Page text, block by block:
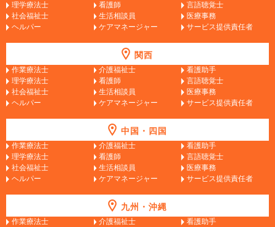
理学療法士
看護師
言語聴覚士
社会福祉士
生活相談員
医療事務
ヘルパー
ケアマネージャー サービス提供責任者
関西
作業療法士 介護福祉士
看護助手
理学療法士
看護師
言語聴覚士
社会福祉士
生活相談員
医療事務
ヘルパー
ケアマネージャー サービス提供責任者
中国・四国
作業療法士 介護福祉士
看護助手
理学療法士
看護師
言語聴覚士
社会福祉士
生活相談員
医療事務
ヘルパー
ケアマネージャー サービス提供責任者
九州・沖縄
作業療法士 介護福祉士
看護助手